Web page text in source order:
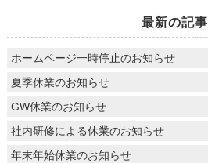
最新の記事
ホームページ一時停止のお知らせ
夏季休業のお知らせ
GW休業のお知らせ
社内研修による休業のお知らせ
年末年始休業のお知らせ